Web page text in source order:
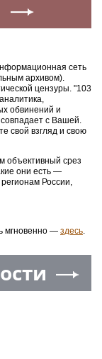
сеть
архивом).
цензуры. "103
обвинений и
совпадает с Вашей.
свой взгляд и свою
объективный срез
они есть —
России,
мгновенно — здесь.